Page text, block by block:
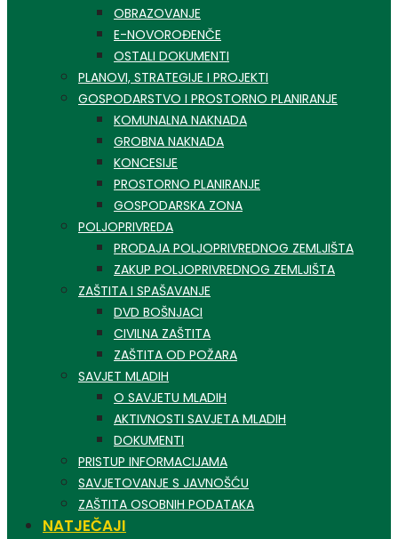
OBRAZOVANJE
E-NOVOROĐENČE
OSTALI DOKUMENTI
PLANOVI, STRATEGIJE I PROJEKTI
GOSPODARSTVO I PROSTORNO PLANIRANJE
KOMUNALNA NAKNADA
GROBNA NAKNADA
KONCESIJE
PROSTORNO PLANIRANJE
GOSPODARSKA ZONA
POLJOPRIVREDA
PRODAJA POLJOPRIVREDNOG ZEMLJIŠTA
ZAKUP POLJOPRIVREDNOG ZEMLJIŠTA
ZAŠTITA I SPAŠAVANJE
DVD BOŠNJACI
CIVILNA ZAŠTITA
ZAŠTITA OD POŽARA
SAVJET MLADIH
O SAVJETU MLADIH
AKTIVNOSTI SAVJETA MLADIH
DOKUMENTI
PRISTUP INFORMACIJAMA
SAVJETOVANJE S JAVNOŠĆU
ZAŠTITA OSOBNIH PODATAKA
NATJEČAJI